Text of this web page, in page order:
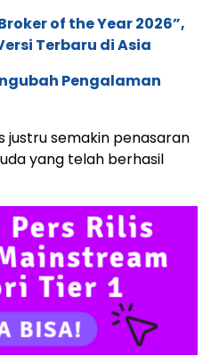
of the Year 2026”,
Terbaru di Asia
Pengalaman
justru semakin penasaran
yang telah berhasil